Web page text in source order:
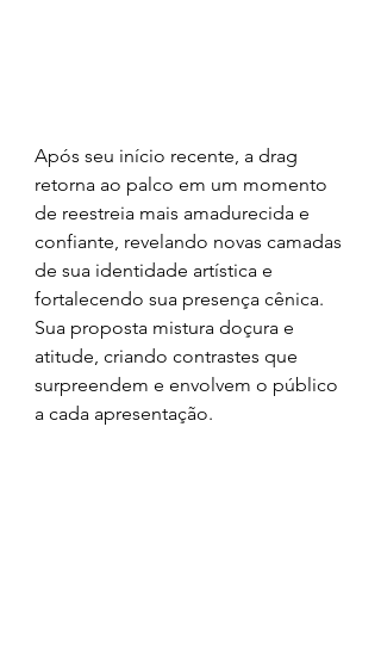
Após seu início recente, a drag
retorna ao palco em um momento
de reestreia mais amadurecida e
confiante, revelando novas camadas
de sua identidade artística e
fortalecendo sua presença cênica.
Sua proposta mistura doçura e
atitude, criando contrastes que
surpreendem e envolvem o público
a cada apresentação.